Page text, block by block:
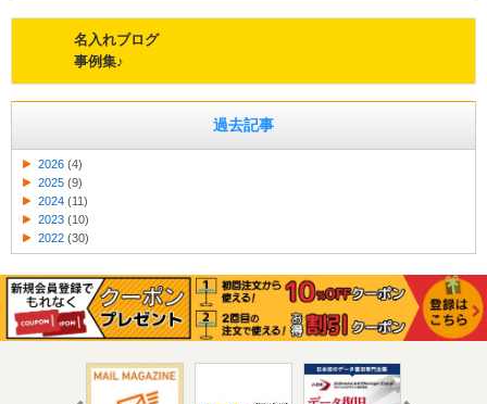
名入れブログ
事例集♪
過去記事
2026 (4)
2025 (9)
2024 (11)
2023 (10)
2022 (30)